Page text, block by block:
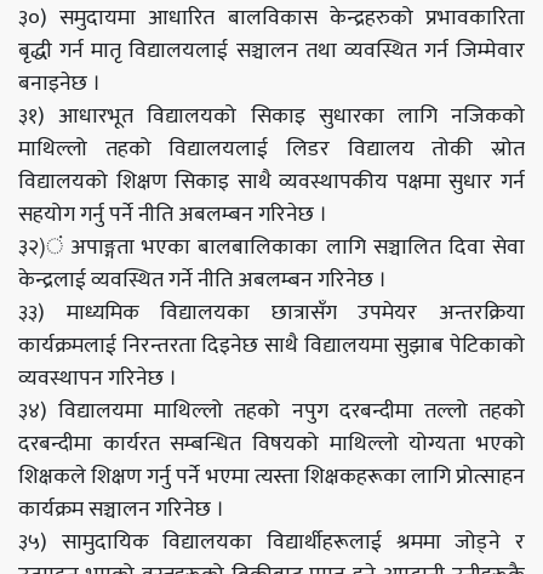
३०) समुदायमा आधारित बालविकास केन्द्रहरुको प्रभावकारिता
बृद्धी गर्न मातृ विद्यालयलाई सञ्चालन तथा व्यवस्थित गर्न जिम्मेवार
बनाइनेछ ।
३१) आधारभूत विद्यालयको सिकाइ सुधारका लागि नजिकको
माथिल्लो तहको विद्यालयलाई लिडर विद्यालय तोकी स्रोत
विद्यालयको शिक्षण सिकाइ साथै व्यवस्थापकीय पक्षमा सुधार गर्न
सहयोग गर्नु पर्ने नीति अबलम्बन गरिनेछ ।
३२)ं अपाङ्गता भएका बालबालिकाका लागि सञ्चालित दिवा सेवा
केन्द्रलाई व्यवस्थित गर्ने नीति अबलम्बन गरिनेछ ।
३३) माध्यमिक विद्यालयका छात्रासँग उपमेयर अन्तरक्रिया
कार्यक्रमलाई निरन्तरता दिइनेछ साथै विद्यालयमा सुझाब पेटिकाको
व्यवस्थापन गरिनेछ ।
३४) विद्यालयमा माथिल्लो तहको नपुग दरबन्दीमा तल्लो तहको
दरबन्दीमा कार्यरत सम्बन्धित विषयको माथिल्लो योग्यता भएको
शिक्षकले शिक्षण गर्नु पर्ने भएमा त्यस्ता शिक्षकहरूका लागि प्रोत्साहन
कार्यक्रम सञ्चालन गरिनेछ ।
३५) सामुदायिक विद्यालयका विद्यार्थीहरूलाई श्रममा जोड्ने र